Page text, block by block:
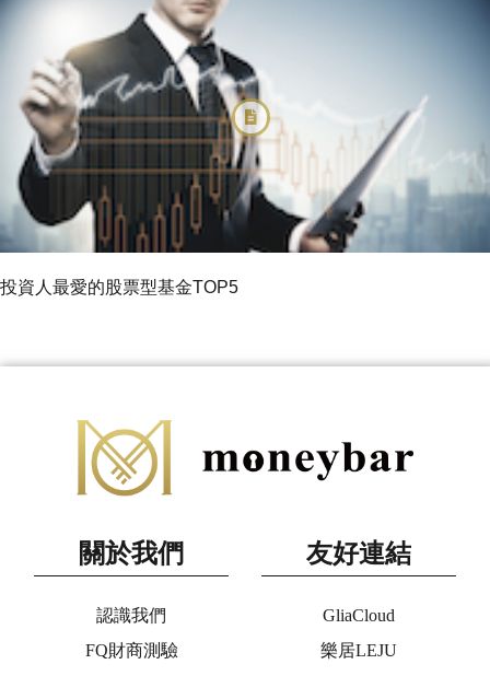
投資人最愛的股票型基金TOP5
關於我們
認識我們
FQ財商測驗
友好連結
GliaCloud
樂居LEJU